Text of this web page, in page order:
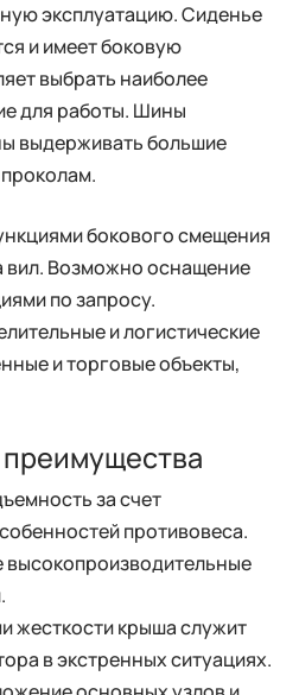
эксплуатацию. Сиденье
и имеет боковую
выбрать наиболее
для работы. Шины
выдерживать большие
бокового смещения
вил. Возможно оснащение
по запросу.
и логистические
и торговые объекты,
за счет
противовеса.
жесткости крыша служит
в экстренных ситуациях.